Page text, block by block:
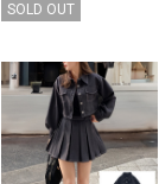
SOLD OUT